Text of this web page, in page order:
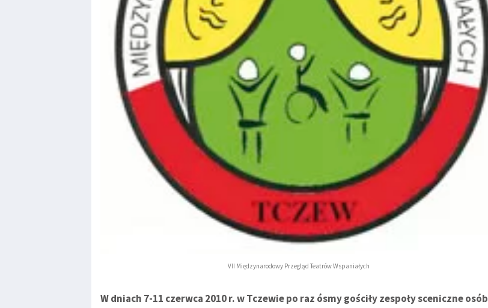
VII Międzynarodowy Przegląd Teatrów Wspaniałych
W dniach 7-11 czerwca 2010 r. w Tczewie po raz ósmy gościły zespoły sceniczne osób